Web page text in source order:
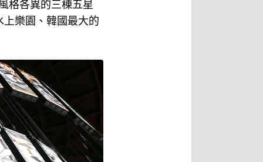
格各異的三棟五星
樂園、韓國最大的